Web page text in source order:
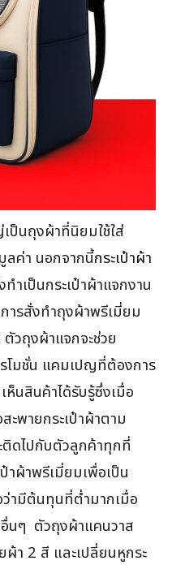
ป็นถุงผ้าที่นิยมใช้ใส่
ลค่า นอกจากนี้กระเป๋าผ้า
ำเป็นกระเป๋าผ้าแจกงาน
ารสั่งทำถุงผ้าพรีเมี่ยม
วถุงผ้าแจกจะช่วย
โมชั่น แคมเปญที่ต้องการ
นสินค้าได้รับรู้ซึ่งเมื่อ
ะพายกระเป๋าผ้าตาม
ติดไปกับตัวลูกค้าทุกที่
าผ้าพรีเมี่ยมเพื่อเป็น
ว่ามีต้นทุนที่ต่ำมากเมื่อ
นๆ ตัวถุงผ้าแคนวาส
า 2 สี และเปลี่ยนหูกระ